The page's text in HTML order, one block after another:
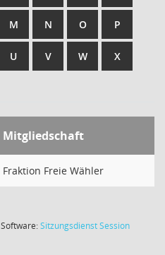
M N O P
U V W X
Mitgliedschaft
Fraktion Freie Wähler
Software:SitzungsdienstSession(Wird in